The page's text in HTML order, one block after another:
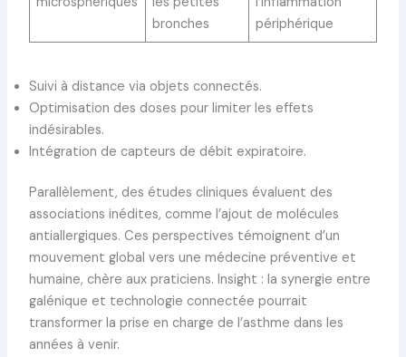
bronches
périphérique
Suivi à distance via objets connectés.
Optimisation des doses pour limiter les effets
indésirables.
Intégration de capteurs de débit expiratoire.
Parallèlement, des études cliniques évaluent des
associations inédites, comme l’ajout de molécules
antiallergiques. Ces perspectives témoignent d’un
mouvement global vers une médecine préventive et
humaine, chère aux praticiens. Insight : la synergie entre
galénique et technologie connectée pourrait
transformer la prise en charge de l’asthme dans les
années à venir.